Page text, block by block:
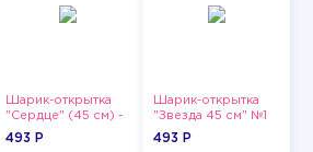
Шарик-открытка
"Сердце" (45 см) -
2
493 P
Шарик-открытка
"Звезда 45 см" №1
493 P